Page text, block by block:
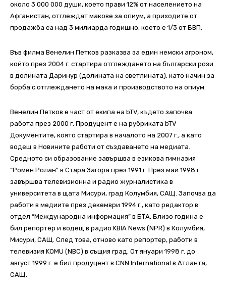
около 3 000 000 души, което прави 12% от населението на
Афганистан, отглеждат макове за опиум, а приходите от
продажба са над 3 милиарда годишно, което е 1/3 от БВП.
Във филма Венелин Петков разказва за един немски агроном,
който през 2004 г. стартира отглеждането на български рози
в долината Даринур (долината на светлината), като начин за
борба с отглеждането на мака и производството на опиум.
Венелин Петков е част от екипа на bTV, където започва
работа през 2000 г. Продуцент е на рубриката bTV
Документите, която стартира в началото на 2007 г., а като
водещ в Новините работи от създаването на медиата.
Средното си образование завършва в езикова гимназия
“Ромен Ролан” в Стара Загора през 1991 г. През май 1998 г.
завършва телевизионна и радио журналистика в
университета в щата Мисури, град Колумбия, САЩ. Започва да
работи в медиите през декември 1994 г., като редактор в
отдел “Международна информация” в БТА. Близо година е
бил репортер и водещ в радио KBIA News (NPR) в Колумбия,
Мисури, САЩ. След това, отново като репортер, работи в
телевизия KOMU (NBC) в същия град. От януари 1998 г. до
август 1999 г. е бил продуцент в CNN International в Атланта,
САЩ.